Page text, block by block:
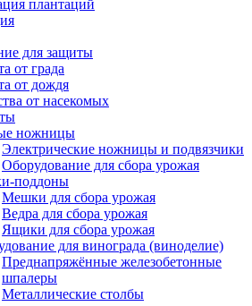
плантаций
для защиты
от града
от дождя
от насекомых
ножницы
Электрические ножницы и подвязчики
Оборудование для сбора урожая
поддоны
Мешки для сбора урожая
Ведра для сбора урожая
Ящики для сбора урожая
для винограда (виноделие)
Преднапряжённые железобетонные
шпалеры
Металлические столбы